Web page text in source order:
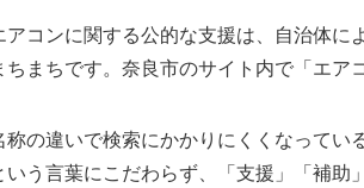
アコンに関する公的な支援は、自治体
ちまちです。奈良市のサイト内で「エア
称の違いで検索にかかりにくくなってい
いう言葉にこだわらず、「支援」「補助